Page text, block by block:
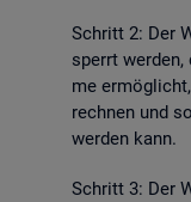
Schritt 2: Der
sperrt
me
rech­nen und
wer­den kann.
Schritt 3: Der